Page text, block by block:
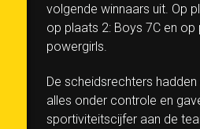
volgende winnaars uit. Op
op plaats 2: Boys 7C en op
powergirls.
De scheidsrechters
alles onder controle en
sportiviteitscijfer aan de